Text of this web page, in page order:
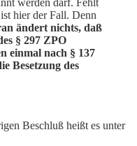
hier der Fall. Denn
ändert nichts, daß
§ 297 ZPO
einmal nach § 137
Besetzung des
Beschluß heißt es unter